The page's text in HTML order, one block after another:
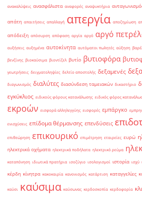
ανακαλύψεις ανασφάλιστα αναφορές αναψυκτήρια
απάτη απαιτήσεις απαλλαγή απεργία αποζημίωση
απόδειξη απόσυρση απόφαση αργία αργό αργό
αυξήσεις αυξημένα αυτοκίνητα αυτόματοι πωλητές αύξηση
βενζίνης βιοκαύσιμα βιοντίζελ βυτίο βυτιοφόρα
γεωτρήσεις δειγματοληψίες δελτίο αποστολής δεξαμενές
διαγωνισμός διαλύτες διασύνδεση ταμειακών δικαστήριο
εγκύκλιος ειδικούς φόρους κατανάλωσης ειδικός φόρος
εκροών εισφορά αλληλεγγύης εισφορές εμπάργκο
ενισχύσεις επίδομα θέρμανσης επενδύσεις
επιθεώρηση επικουρικό επιμέτρηση εταιρείες ευρώ
ηλεκτρικά οχήματα ηλεκτρικά ποδήλατα ηλεκτρικό ρεύμα
καταπόνηση ιδιωτικά πρατήρια ισοζύγιο ισολογισμοί ιστορία ισχύ
κέρδη κίνητρα κακοκαιρία κανονισμός κατάρτιση καταγγελίες
καύσι καύσιμα καύσωνας κερδοσκοπία κερδοφορία